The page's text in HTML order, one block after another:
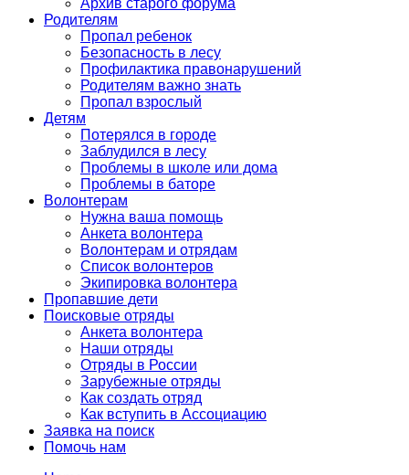
Архив старого форума
Родителям
Пропал ребенок
Безопасность в лесу
Профилактика правонарушений
Родителям важно знать
Пропал взрослый
Детям
Потерялся в городе
Заблудился в лесу
Проблемы в школе или дома
Проблемы в баторе
Волонтерам
Нужна ваша помощь
Анкета волонтера
Волонтерам и отрядам
Список волонтеров
Экипировка волонтера
Пропавшие дети
Поисковые отряды
Анкета волонтера
Наши отряды
Отряды в России
Зарубежные отряды
Как создать отряд
Как вступить в Ассоциацию
Заявка на поиск
Помочь нам